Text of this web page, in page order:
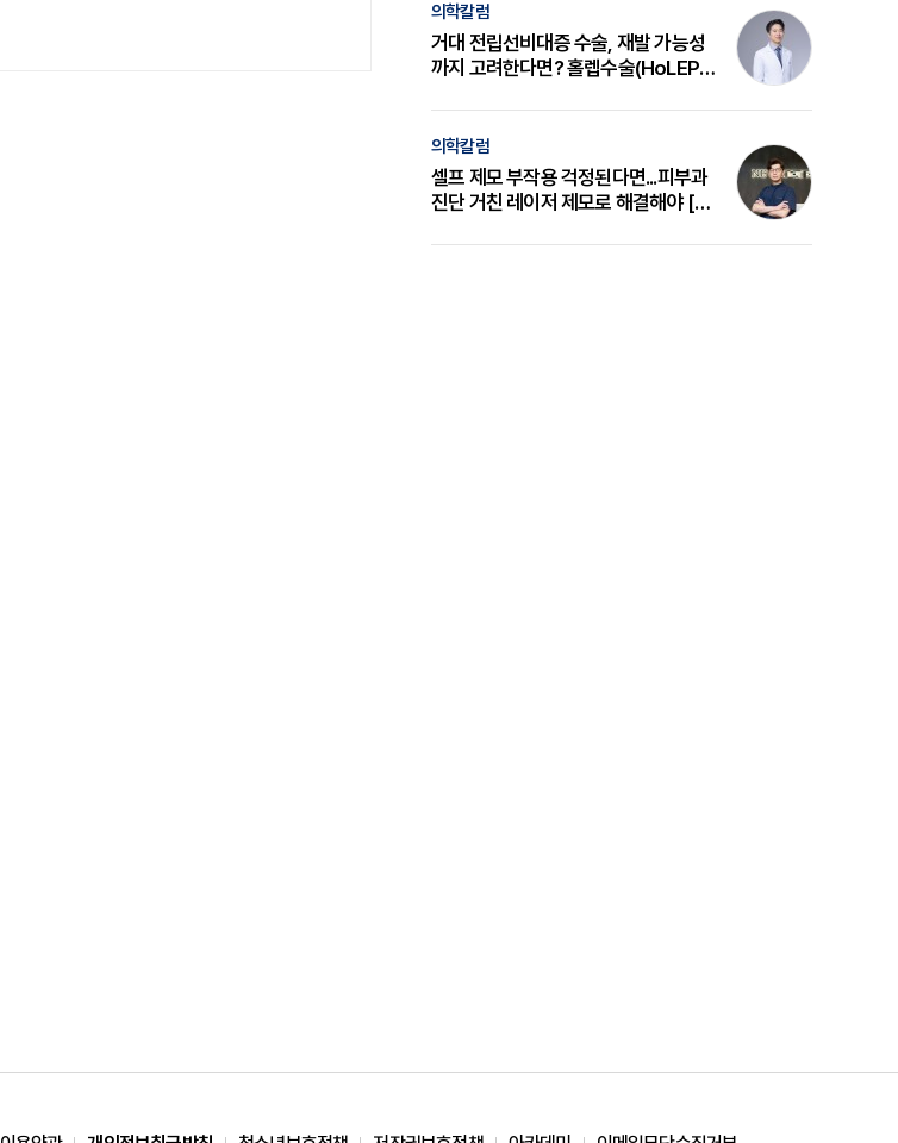
의학칼럼
거대 전립선비대증 수술, 재발 가능성
까지 고려한다면? 홀렙수술(HoLEP)
의학칼럼
셀프 제모 부작용 걱정된다면...피부과
진단 거친 레이저 제모로 해결해야 [변